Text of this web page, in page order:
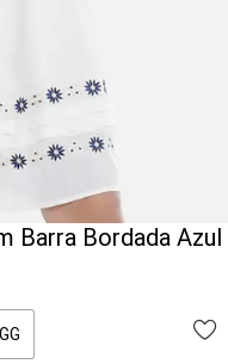
Barra Bordada Azul
GG